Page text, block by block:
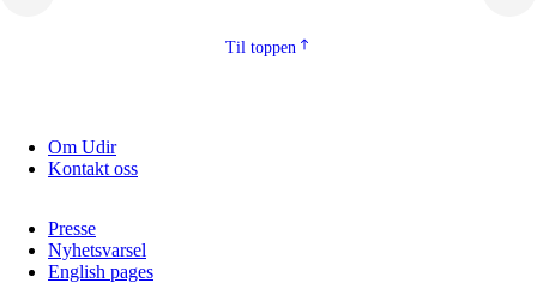
Til toppen
Om Udir
Kontakt oss
Presse
Nyhetsvarsel
English pages